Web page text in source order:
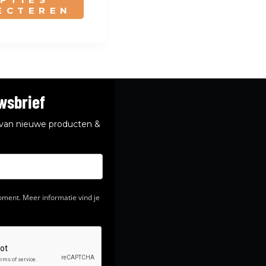
product
heeft
gekozen
op
productpagina
nieuwe producten &
Meer informatie vind je